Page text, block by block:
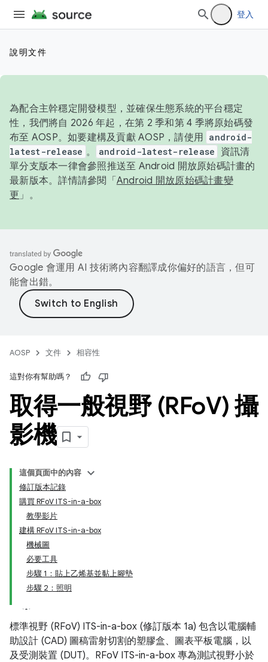
登入
說明文件
為配合主幹穩定開發模型，並確保生態系統的平台穩定
性，我們將自 2026 年起，在第 2 季和第 4 季將原始碼發
布至 AOSP。如要建構及貢獻 AOSP，請使用 android-
latest-release 。 android-latest-release
資訊清
單分支版本一律會參照推送至 Android 開放原始碼計畫的
最新版本。詳情請參閱「 Android 開放原始碼計畫變
更 」。
Google 會運用 AI 技術將內容翻譯成你偏好的語言，但可
能會出錯。
AOSP 文件 相容性
這對你有幫助嗎？
取得一般視野 (RFoV) 攝
影機
這個頁面中的內容
修訂版本記錄
購買 RFoV ITS-in-a-box
教學影片
建構 RFoV ITS-in-a-box
機械圖
必要工具
步驟 1：貼上乙烯基並黏上腳墊
步驟 2：照明
標準視野 (RFoV) ITS-in-a-box (修訂版本 1a) 包含以電腦輔
助設計 (CAD) 圖稿雷射切割的塑膠盒、圖表平板電腦，以
及受測裝置 (DUT)。RFoV ITS-in-a-box 專為測試視野小於